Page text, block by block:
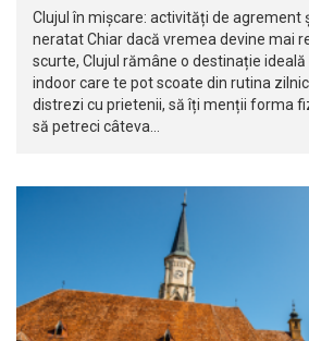
Clujul în mișcare: activități de agrement
neratat Chiar dacă vremea devine mai
scurte, Clujul rămâne o destinație
indoor care te pot scoate din rutina
distrezi cu prietenii, să îți menții forma
să petreci câteva…